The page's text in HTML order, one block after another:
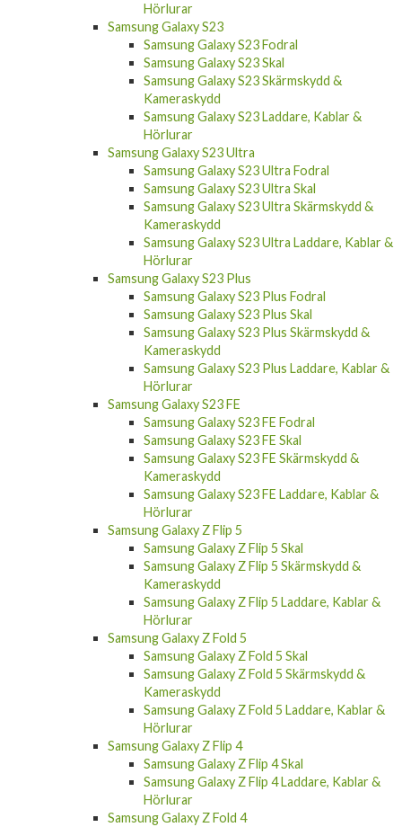
Hörlurar
Samsung Galaxy S23
Samsung Galaxy S23 Fodral
Samsung Galaxy S23 Skal
Samsung Galaxy S23 Skärmskydd &
Kameraskydd
Samsung Galaxy S23 Laddare, Kablar &
Hörlurar
Samsung Galaxy S23 Ultra
Samsung Galaxy S23 Ultra Fodral
Samsung Galaxy S23 Ultra Skal
Samsung Galaxy S23 Ultra Skärmskydd &
Kameraskydd
Samsung Galaxy S23 Ultra Laddare, Kablar &
Hörlurar
Samsung Galaxy S23 Plus
Samsung Galaxy S23 Plus Fodral
Samsung Galaxy S23 Plus Skal
Samsung Galaxy S23 Plus Skärmskydd &
Kameraskydd
Samsung Galaxy S23 Plus Laddare, Kablar &
Hörlurar
Samsung Galaxy S23 FE
Samsung Galaxy S23 FE Fodral
Samsung Galaxy S23 FE Skal
Samsung Galaxy S23 FE Skärmskydd &
Kameraskydd
Samsung Galaxy S23 FE Laddare, Kablar &
Hörlurar
Samsung Galaxy Z Flip 5
Samsung Galaxy Z Flip 5 Skal
Samsung Galaxy Z Flip 5 Skärmskydd &
Kameraskydd
Samsung Galaxy Z Flip 5 Laddare, Kablar &
Hörlurar
Samsung Galaxy Z Fold 5
Samsung Galaxy Z Fold 5 Skal
Samsung Galaxy Z Fold 5 Skärmskydd &
Kameraskydd
Samsung Galaxy Z Fold 5 Laddare, Kablar &
Hörlurar
Samsung Galaxy Z Flip 4
Samsung Galaxy Z Flip 4 Skal
Samsung Galaxy Z Flip 4 Laddare, Kablar &
Hörlurar
Samsung Galaxy Z Fold 4